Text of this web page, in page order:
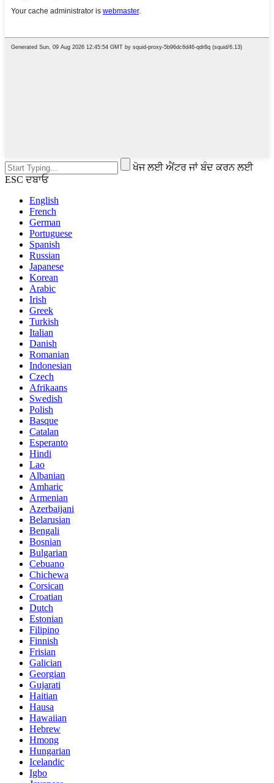
ਖੋਜ ਲਈ ਐਂਟਰ ਜਾਂ ਬੰਦ ਕਰਨ ਲਈ
ESC ਦਬਾਓ
English
French
German
Portuguese
Spanish
Russian
Japanese
Korean
Arabic
Irish
Greek
Turkish
Italian
Danish
Romanian
Indonesian
Czech
Afrikaans
Swedish
Polish
Basque
Catalan
Esperanto
Hindi
Lao
Albanian
Amharic
Armenian
Azerbaijani
Belarusian
Bengali
Bosnian
Bulgarian
Cebuano
Chichewa
Corsican
Croatian
Dutch
Estonian
Filipino
Finnish
Frisian
Galician
Georgian
Gujarati
Haitian
Hausa
Hawaiian
Hebrew
Hmong
Hungarian
Icelandic
Igbo